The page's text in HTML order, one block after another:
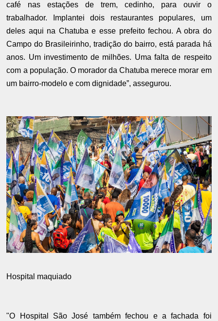
café nas estações de trem, cedinho, para ouvir o
trabalhador. Implantei dois restaurantes populares, um
deles aqui na Chatuba e esse prefeito fechou. A obra do
Campo do Brasileirinho, tradição do bairro, está parada há
anos. Um investimento de milhões. Uma falta de respeito
com a população. O morador da Chatuba merece morar em
um bairro-modelo e com dignidade”, assegurou.
Hospital maquiado
"O Hospital São José também fechou e a fachada foi